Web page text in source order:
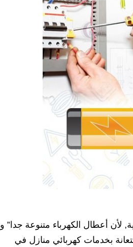
لأن أعطال الكهرباء متنوعة جدا” و
بخدمات كهربائي منازل في